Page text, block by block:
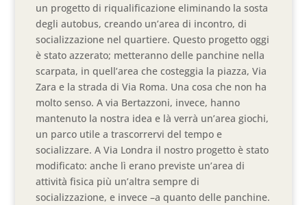
un progetto di riqualificazione eliminando la sosta
degli autobus, creando un’area di incontro, di
socializzazione nel quartiere. Questo progetto oggi
è stato azzerato; metteranno delle panchine nella
scarpata, in quell’area che costeggia la piazza, Via
Zara e la strada di Via Roma. Una cosa che non ha
molto senso. A via Bertazzoni, invece, hanno
mantenuto la nostra idea e là verrà un’area giochi,
un parco utile a trascorrervi del tempo e
socializzare. A Via Londra il nostro progetto è stato
modificato: anche lì erano previste un’area di
attività fisica più un’altra sempre di
socializzazione, e invece –a quanto delle panchine.